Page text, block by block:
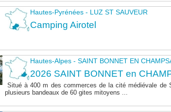
Hautes-Pyrénées - LUZ ST SAUVEUR
Camping Airotel
Hautes-Alpes - SAINT BONNET EN
2026 SAINT BONNET en
Situé à 400 m des commerces de la cité médiévale de
plusieurs bandeaux de 60 gites mitoyens ...